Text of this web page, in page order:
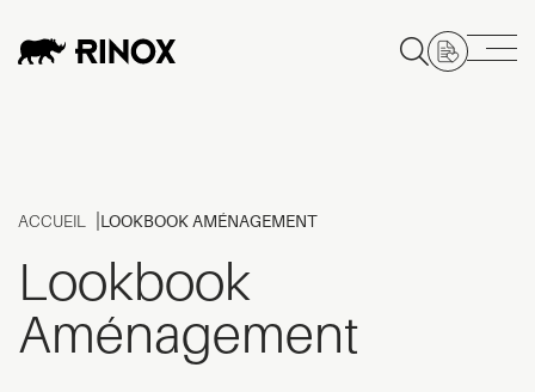
ACCUEIL LOOKBOOK AMÉNAGEMENT
Lookbook
Aménagement